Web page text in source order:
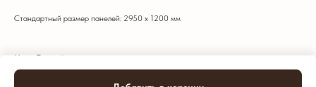
Стандартный размер панелей: 2950 х 1200 мм
Цвет: Светлый
Тип: Стандарт